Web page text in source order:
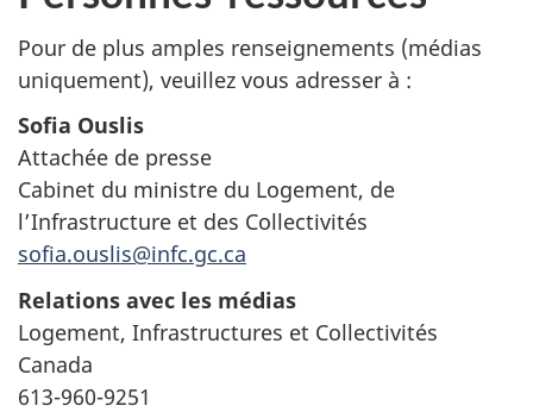
Pour de plus amples renseignements (médias
uniquement), veuillez vous adresser à :
Sofia Ouslis
Attachée de presse
Cabinet du ministre du Logement, de
l’Infrastructure et des Collectivités
sofia.ouslis@infc.gc.ca
Relations avec les médias
Logement, Infrastructures et Collectivités
Canada
613-960-9251